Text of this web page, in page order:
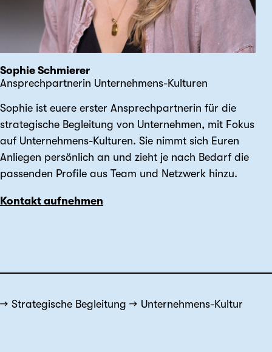
Sophie Schmierer
Ansprechpartnerin Unternehmens-Kulturen
Sophie ist euere erster Ansprechpartnerin für die
strategische Begleitung von Unternehmen, mit Fokus
auf Unternehmens-Kulturen. Sie nimmt sich Euren
Anliegen persönlich an und zieht je nach Bedarf die
passenden Profile aus Team und Netzwerk hinzu.
Kontakt aufnehmen
Strategische Begleitung Unternehmens-Kultur